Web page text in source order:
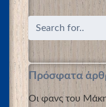
Πρόσφατα
Οι φανς του